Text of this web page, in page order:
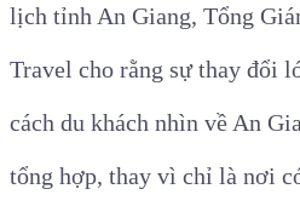
lịch tỉnh An Giang, Tổng
Travel cho rằng sự thay đổi
cách du khách nhìn về An
tổng hợp, thay vì chỉ là nơi